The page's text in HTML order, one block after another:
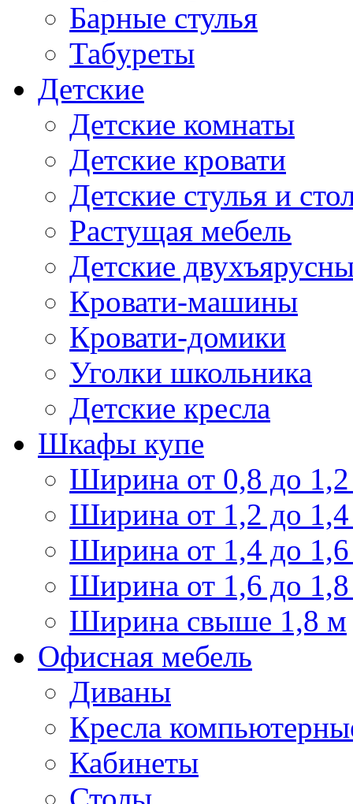
Барные стулья
Табуреты
Детские
Детские комнаты
Детские кровати
Детские стулья и
Растущая мебель
Детские
Кровати-машины
Кровати-домики
Уголки школьника
Детские кресла
Шкафы купе
Ширина от 0,8 до
Ширина от 1,2 до
Ширина от 1,4 до
Ширина от 1,6 до
Ширина свыше 1,8 м
Офисная мебель
Диваны
Кресла
Кабинеты